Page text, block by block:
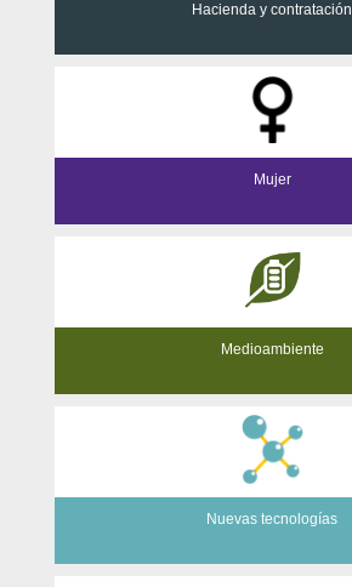
Hacienda y contratación
Mujer
Medioambiente
Nuevas tecnologías